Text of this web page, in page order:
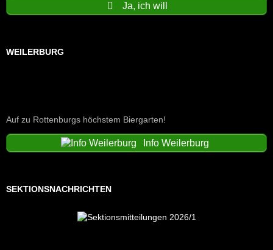
Ja, ich will
WEILERBURG
Auf zu Rottenburgs höchstem Biergarten!
Info Weilerburg
SEKTIONSNACHRICHTEN